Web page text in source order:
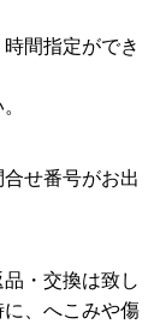
間指定ができ
せ番号がお出
・交換は致し
、へこみや傷